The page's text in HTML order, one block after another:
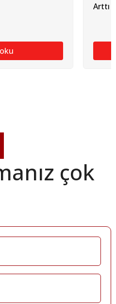
Arttı
çok